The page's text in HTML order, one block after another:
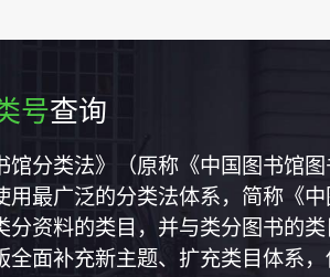
号查询
馆分类法》（原称《中国图书馆
用最广泛的分类法体系，简称《
分资料的类目，并与类分图书的
全面补充新主题、扩充类目体系